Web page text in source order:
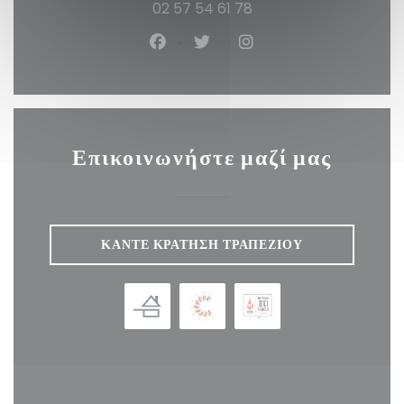
02 57 54 61 78
Facebook ((ανοίγει σε νέο
Twitter ((ανοίγει σε νέο
Instagram ((ανοίγει
Επικοινωνήστε μαζί μας
ΚΆΝΤΕ ΚΡΆΤΗΣΗ ΤΡΑΠΕΖΙΟΎ